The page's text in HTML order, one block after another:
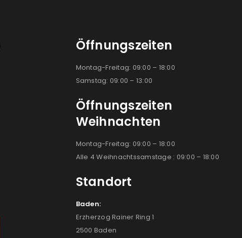
Öffnungszeiten
Montag-Freitag: 09:00 – 18:00
Samstag: 09:00 – 13:00
Öffnungszeiten
Weihnachten
Montag-Freitag: 09:00 – 18:00
Alle 4 Weihnachtssamstage : 09:00 – 18:00
Standort
Baden:
Erzherzog Rainer Ring 1
2500 Baden